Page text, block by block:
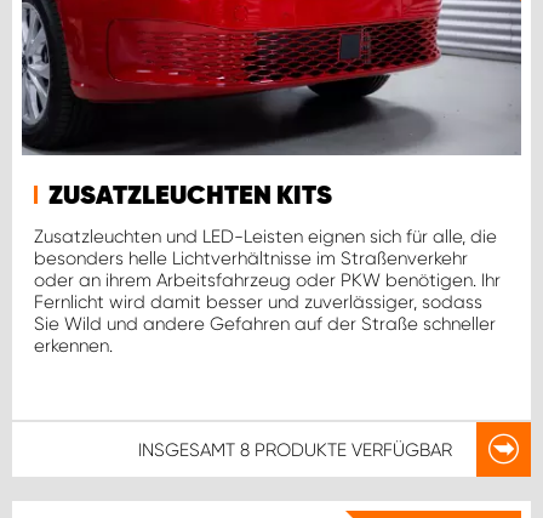
ZUSATZLEUCHTEN KITS
Zusatzleuchten und LED-Leisten eignen sich für alle, die
besonders helle Lichtverhältnisse im Straßenverkehr
oder an ihrem Arbeitsfahrzeug oder PKW benötigen. Ihr
Fernlicht wird damit besser und zuverlässiger, sodass
Sie Wild und andere Gefahren auf der Straße schneller
erkennen.
INSGESAMT 8 PRODUKTE VERFÜGBAR